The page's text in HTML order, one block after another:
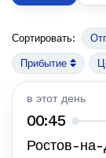
Сортировать:
Прибытие
в этот день
00:45
Ростов-